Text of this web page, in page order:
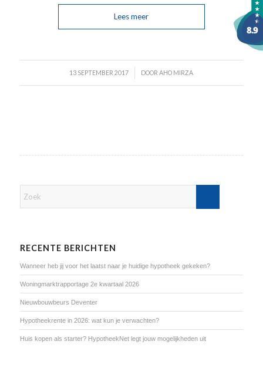
Lees meer
13 SEPTEMBER 2017
/ DOORAHO MIRZA
RECENTE BERICHTEN
Wanneer heb jij voor het laatst naar je huidige hypotheek gekeken?
Woningmarktrapportage 2e kwartaal 2026
Nieuwbouwbeurs Deventer
Hypotheekrente in 2026: wat kun je verwachten?
Huis kopen als starter? HypotheekNet legt jouw mogelijkheden uit